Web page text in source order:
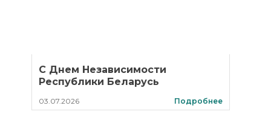
С Днем Независимости
Республики Беларусь
03.07.2026 Подробнее